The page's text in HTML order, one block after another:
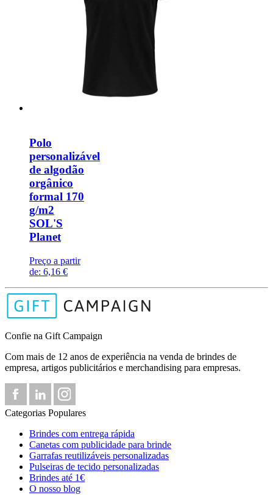
Polo
personalizável
de algodão
orgânico
formal 170
g/m2
SOL'S
Planet
Preço a partir
de: 6,16 €
Confie na Gift Campaign
Com mais de 12 anos de experiência na venda de brindes de
empresa, artigos publicitários e merchandising para empresas.
Categorias Populares
Brindes com entrega rápida
Canetas com publicidade para brinde
Garrafas reutilizáveis personalizadas
Pulseiras de tecido personalizadas
Brindes até 1€
O nosso blog